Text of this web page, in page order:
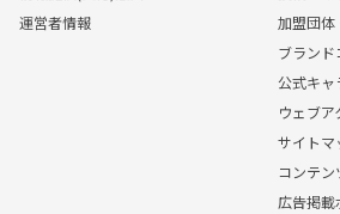
運営者情報
加盟団体
ブランド
公式キャ
ウェブア
サイトマ
コンテ
広告掲載